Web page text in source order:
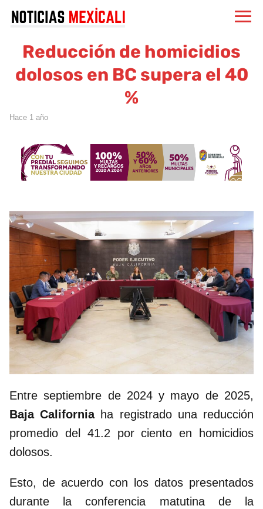
Reducción de homicidios
dolosos en BC supera el 40
%
hace 1 año
Entre septiembre de 2024 y mayo de 2025,
Baja Californiaha registrado una reducción
promedio del 41.2 por ciento en homicidios
dolosos.
Esto, de acuerdo con los datos presentados
durante la conferencia matutina de la